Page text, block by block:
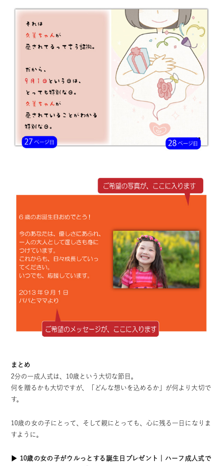
まとめ
2分の一成人式は、10歳という大切な節目。
何を贈るかも大切ですが、「どんな想いを込めるか」が何より大切で
す。
10歳の女の子にとって、そして親にとっても、心に残る一日になりま
すように。
▶ 10歳の女の子がウルっとする誕生日プレゼント｜ハーフ成人式で